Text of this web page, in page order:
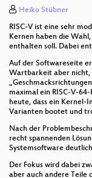
Heiko Stübner
RISC-V ist eine sehr
Kernen haben die
enthalten soll. Dabei
Auf der Softwareseite
Wartbarkeit aber nicht,
maximal ein RISC-V-
heute, dass ein Kernel-
Varianten bootet und
Nach der
recht spannenden
Systemsoftware
Der Fokus wird dabei
aber auch andere Teile